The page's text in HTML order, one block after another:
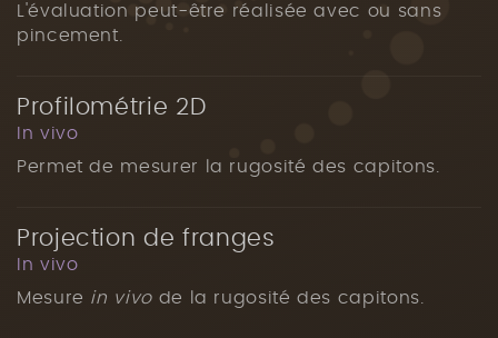
L'évaluation peut-être réalisée avec ou sans
pincement.
Profilométrie 2D
In vivo
Permet de mesurer la rugosité des capitons.
Projection de franges
In vivo
Mesure in vivo de la rugosité des capitons.